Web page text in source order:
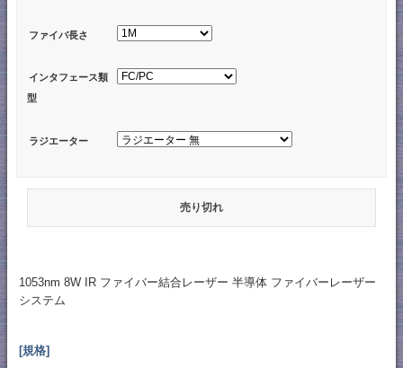
ファイバ長さ
インタフェース類
型
ラジエーター
売り切れ
1053nm 8W IR ファイバー結合レーザー 半導体 ファイバーレーザー
システム
[規格]